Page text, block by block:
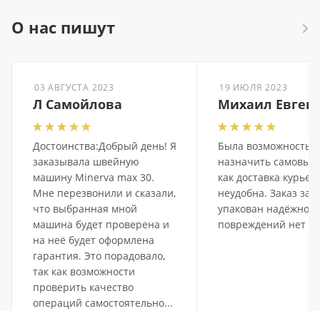
О нас пишут
03 АВГУСТА 2023
Л Самойлова
Достоинства:Добрый день! Я
заказывала швейную
машину Minerva max 30.
Мне перезвонили и сказали,
что выбранная мной
машина будет проверена и
на неё будет оформлена
гарантия. Это порадовало,
так как возможности
проверить качество
операций самостоятельно...
19 ИЮЛЯ 2023
Михаил
Была возможность
назначить
как доставка
неудобна. Заказ
упакован надёжно,
повреждений нет